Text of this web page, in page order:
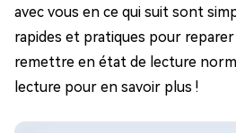
avec vous en ce qui suit sont
rapides et pratiques pour
remettre en état de lecture
lecture pour en savoir plus !